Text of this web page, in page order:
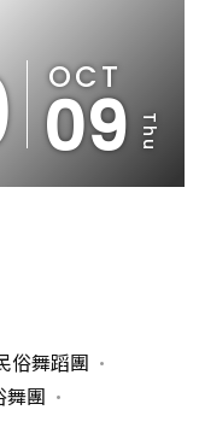
OCT
09 Thu
俗舞蹈團
舞團